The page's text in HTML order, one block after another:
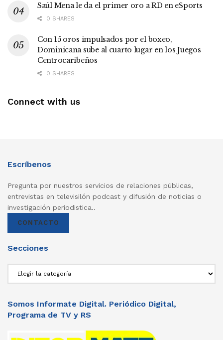
Saúl Mena le da el primer oro a RD en eSports
0 SHARES
Con 15 oros impulsados por el boxeo,
Dominicana sube al cuarto lugar en los Juegos
Centrocaribeños
0 SHARES
Connect with us
Escríbenos
Pregunta por nuestros servicios de relaciones públicas,
entrevistas en televisilón podcast y difusión de noticias o
investigación periodistica..
CONTACTO
Secciones
Somos Informate Digital. Periódico Digital,
Programa de TV y RS